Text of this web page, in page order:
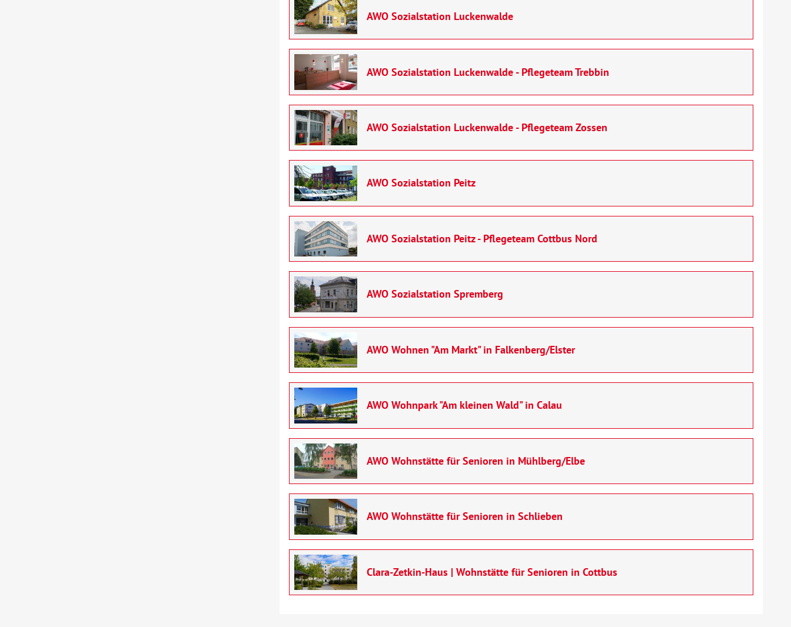
AWO Sozialstation Luckenwalde
AWO Sozialstation Luckenwalde - Pflegeteam Trebbin
AWO Sozialstation Luckenwalde - Pflegeteam Zossen
AWO Sozialstation Peitz
AWO Sozialstation Peitz - Pflegeteam Cottbus Nord
AWO Sozialstation Spremberg
AWO Wohnen "Am Markt" in Falkenberg/Elster
AWO Wohnpark "Am kleinen Wald" in Calau
AWO Wohnstätte für Senioren in Mühlberg/Elbe
AWO Wohnstätte für Senioren in Schlieben
Clara-Zetkin-Haus | Wohnstätte für Senioren in Cottbus